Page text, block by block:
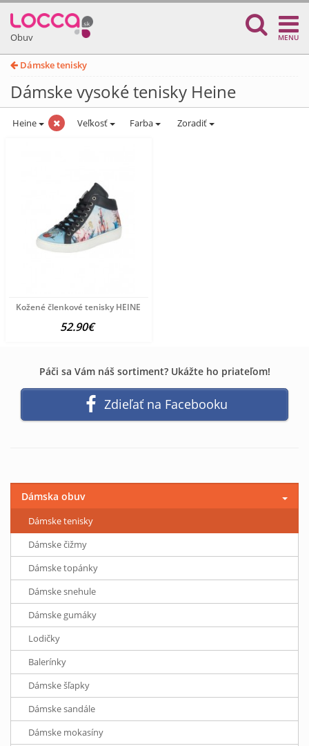
Obuv MENU
Dámske tenisky
Dámske vysoké tenisky Heine
Heine Veľkosť Farba Zoradiť
Kožené členkové tenisky HEINE
52.90€
Páči sa Vám náš sortiment? Ukážte ho priateľom!
Zdieľať na Facebooku
Dámska obuv
Dámske tenisky
Dámske čižmy
Dámske topánky
Dámske snehule
Dámske gumáky
Lodičky
Balerínky
Dámske šľapky
Dámske sandále
Dámske mokasíny